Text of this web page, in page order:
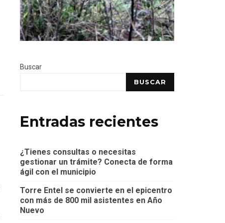
Buscar
BUSCAR
Entradas recientes
¿Tienes consultas o necesitas
gestionar un trámite? Conecta de forma
ágil con el municipio
Torre Entel se convierte en el epicentro
con más de 800 mil asistentes en Año
Nuevo